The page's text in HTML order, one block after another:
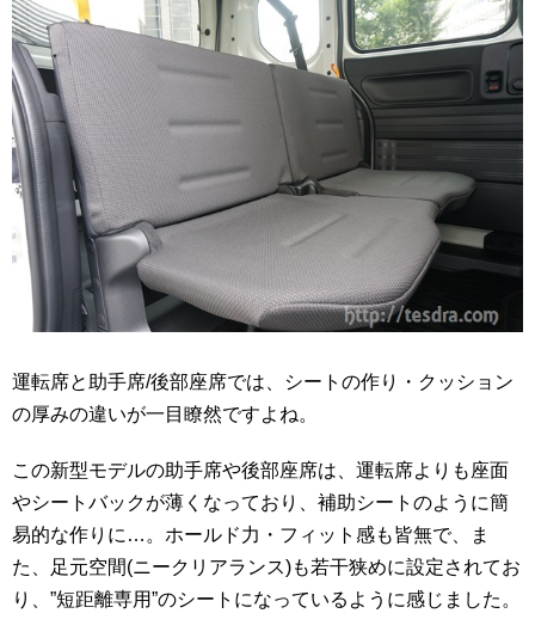
運転席と助手席/後部座席では、シートの作り・クッション
の厚みの違いが一目瞭然ですよね。
この新型モデルの助手席や後部座席は、運転席よりも座面
やシートバックが薄くなっており、補助シートのように簡
易的な作りに…。ホールド力・フィット感も皆無で、ま
た、足元空間(ニークリアランス)も若干狭めに設定されてお
り、”短距離専用”のシートになっているように感じました。